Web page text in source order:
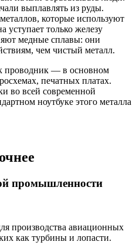
выплавлять из руды.
которые используют
уступает только железу
медные сплавы: они
чем чистый металл.
проводник — в основном
печатных платах.
во всей современной
ноутбуке этого металла
промышленности
производства авиационных
как турбины и лопасти.